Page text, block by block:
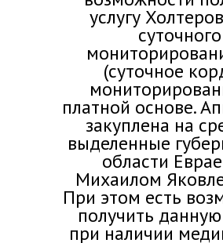
услугу
суточного
(суточное
платной основе.
закуплена на
выделенные
области
Михаилом
При этом есть
получить данную
при наличии